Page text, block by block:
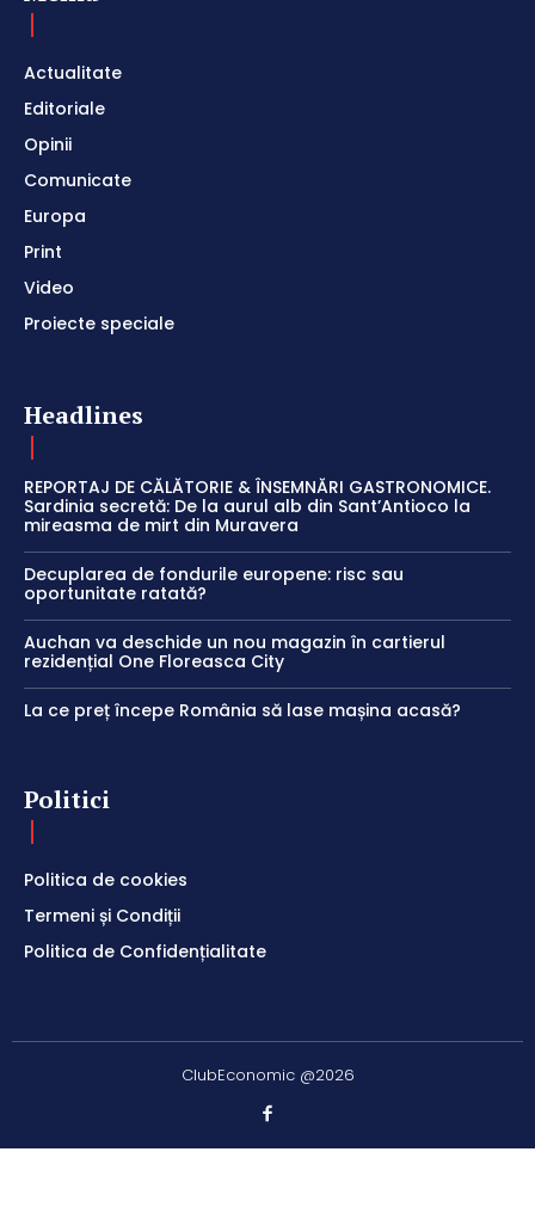
Actualitate
Editoriale
Opinii
Comunicate
Europa
Print
Video
Proiecte speciale
Headlines
REPORTAJ DE CĂLĂTORIE & ÎNSEMNĂRI GASTRONOMICE.
Sardinia secretă: De la aurul alb din Sant’Antioco la
mireasma de mirt din Muravera
Decuplarea de fondurile europene: risc sau
oportunitate ratată?
Auchan va deschide un nou magazin în cartierul
rezidențial One Floreasca City
La ce preț începe România să lase mașina acasă?
Politici
Politica de cookies
Termeni și Condiții
Politica de Confidențialitate
ClubEconomic @2026